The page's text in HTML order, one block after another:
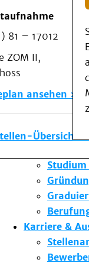
Wählen Sie ein
81 – 17012
ZOM II,
ansehen
Übersicht
Als
Notfall
Forschung &
Die
Karriere &